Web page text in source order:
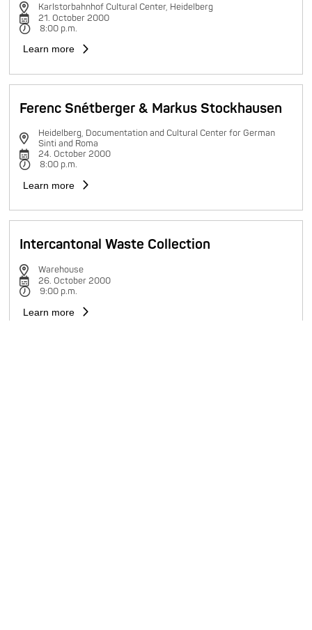
Karlstorbahnhof Cultural Center, Heidelberg
21. October 2000
8:00 p.m.
Learn more
Ferenc Snétberger & Markus Stockhausen
Heidelberg, Documentation and Cultural Center for German
Sinti and Roma
24. October 2000
8:00 p.m.
Learn more
Intercantonal Waste Collection
Warehouse
26. October 2000
9:00 p.m.
Learn more